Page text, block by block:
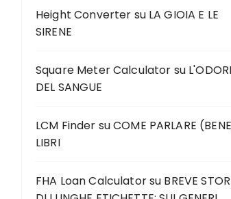
Height Converter su LA GIOIA E LE
SIRENE
Square Meter Calculator su
DEL SANGUE
LCM Finder suCOME PARLARE
LIBRI
FHA Loan Calculatorsu BREVE